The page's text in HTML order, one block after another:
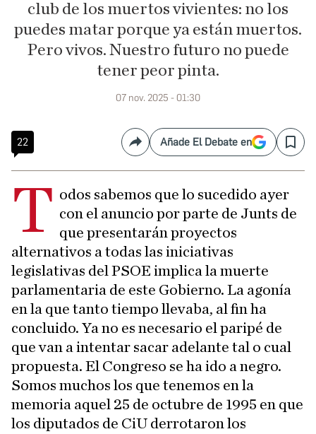
club de los muertos vivientes: no los
puedes matar porque ya están muertos.
Pero vivos. Nuestro futuro no puede
tener peor pinta.
07 nov. 2025 - 01:30
22 CompartirAñade El Debate en Save
T odos sabemos que lo sucedido ayer
con el anuncio por parte de Junts de
que presentarán proyectos
alternativos a todas las iniciativas
legislativas del PSOE implica la muerte
parlamentaria de este Gobierno. La agonía
en la que tanto tiempo llevaba, al fin ha
concluido. Ya no es necesario el paripé de
que van a intentar sacar adelante tal o cual
propuesta. El Congreso se ha ido a negro.
Somos muchos los que tenemos en la
memoria aquel 25 de octubre de 1995 en que
los diputados de CiU derrotaron los